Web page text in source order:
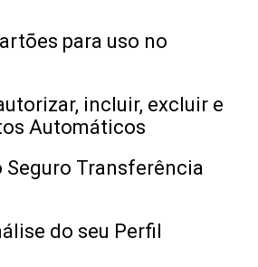
para uso no
incluir, excluir e
Automáticos
Seguro Transferência
do seu Perfil